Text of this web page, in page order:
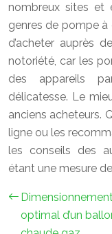
nombreux sites et
genres de pompe à
d’acheter auprès
notoriété, car les
des appareils
délicatesse. Le
anciens acheteurs.
ligne ou les
les conseils des
étant une mesure
optimal d’un